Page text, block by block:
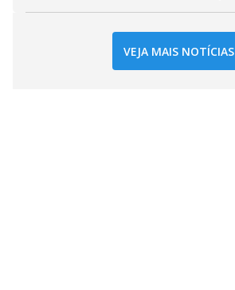
VEJA MAIS NOTÍCIAS